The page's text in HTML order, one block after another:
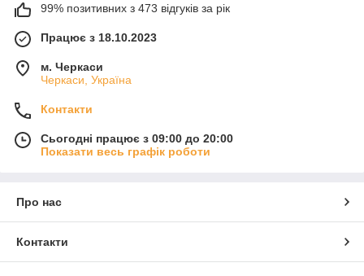
99% позитивних з 473 відгуків за рік
Працює з 18.10.2023
м. Черкаси
Черкаси, Україна
Контакти
Сьогодні працює з 09:00 до 20:00
Показати весь графік роботи
Про нас
Контакти